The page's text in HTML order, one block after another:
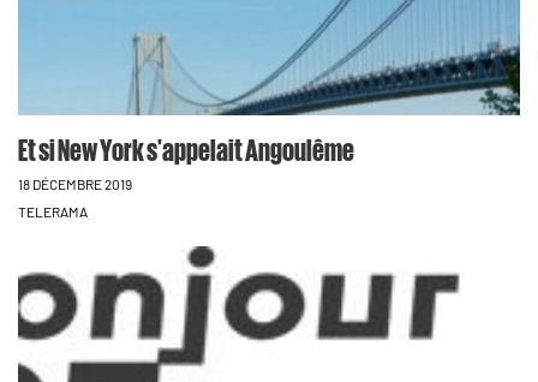
Et si New York s'appelait Angoulême
18 DÉCEMBRE 2019
TELERAMA